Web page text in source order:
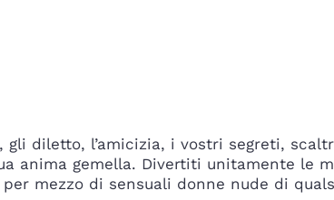
diletto, l’amicizia, i vostri segreti,
anima gemella. Divertiti unitamente le
mezzo di sensuali donne nude di